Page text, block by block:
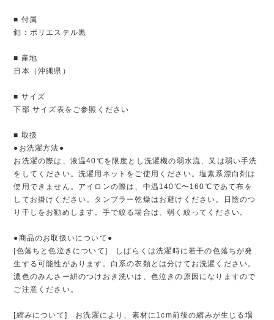
■ 付属
釦：ポリエステル黒
■ 産地
日本（沖縄県）
■ サイズ
下部 サイズ表をご参照ください
■ 取扱
●お洗濯方法●
お洗濯の際は、液温40℃を限度とし洗濯機の弱水流、又は弱い手洗
をしてください。洗濯用ネットをご使用ください。塩素系漂白剤は
使用できません。アイロンの際は、中温140℃〜160℃であて布を
してお掛けください。タンブラー乾燥はお避けください。日陰のつ
り干しをお勧めします。手で絞る場合は、弱く絞ってください。
●商品のお取扱いについて●
[色落ちと色泣きについて] しばらくは洗濯時に若干の色落ちが発
生する可能性があります。白系の衣類とは分けてお洗濯ください。
濃色のみんさー絣のつけおき洗いは、色泣きの原因になりますので
ご注意ください。
[縮みについて] お洗濯により、素材に1cm前後の縮みが生じる場